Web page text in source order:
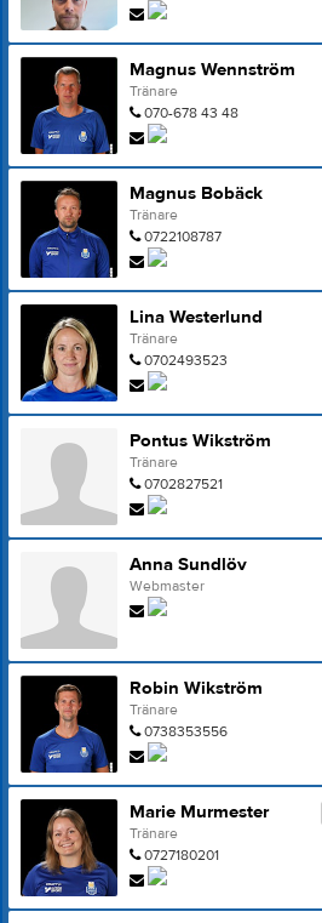
Magnus Wennström
Tränare
070-678 43 48
Magnus Bobäck
Tränare
0722108787
Lina Westerlund
Tränare
0702493523
Pontus Wikström
Tränare
0702827521
Anna Sundlöv
Webmaster
Robin Wikström
Tränare
0738353556
Marie Murmester
Tränare
0727180201